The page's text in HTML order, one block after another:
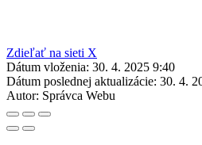
Zdieľať na sieti X
Dátum vloženia: 30. 4. 2025 9:40
Dátum poslednej aktualizácie: 30. 4.
Autor: Správca Webu